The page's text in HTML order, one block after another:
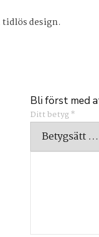
design.
Bli först med
Ditt betyg*